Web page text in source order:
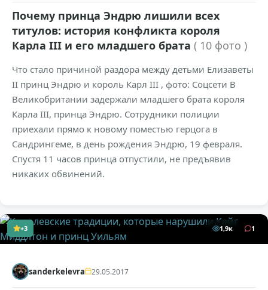
Почему принца Эндрю лишили всех
титулов: история конфликта короля
Карла III и его младшего брата ( 10 фото )
Что стало причиной раздора между детьми Елизаветы
II принц Эндрю и король Карл III , фото: Соцсети В
Великобритании задержали младшего брата короля
Карла III, принца Эндрю. Сотрудники полиции
приехали прямо к новому поместью герцога в
Сандрингеме, в день рождения Эндрю, 19 февраля.
Спустя 11 часов принца отпустили, не предъявив
никаких обвинений.
+3 1,9к 1
sanderkelevra 29.05.2017